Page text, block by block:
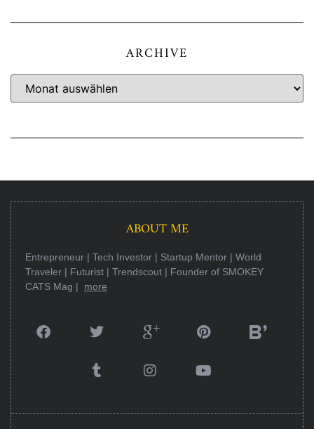
ARCHIVE
ABOUT ME
Entrepreneur | Tech Investor | Startup Mentor | World
Traveler | Futurist | Trendscout | Founder of SMOKEY
CATS Mag | more